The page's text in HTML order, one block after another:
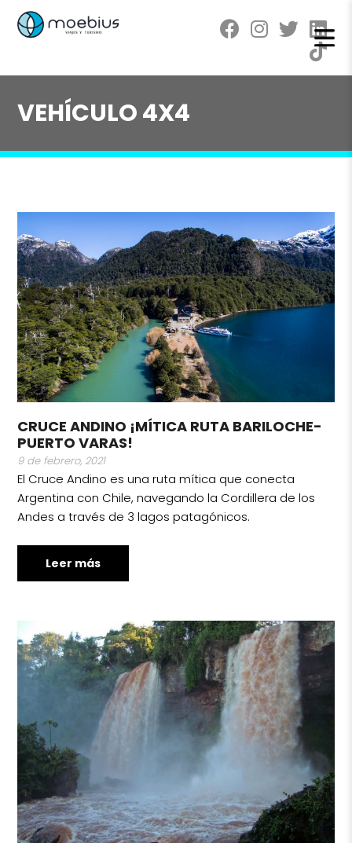
VEHÍCULO 4X4
CRUCE ANDINO ¡MÍTICA RUTA BARILOCHE-
PUERTO VARAS!
9 de febrero, 2021
El Cruce Andino es una ruta mítica que conecta
Argentina con Chile, navegando la Cordillera de los
Andes a través de 3 lagos patagónicos.
Leer más